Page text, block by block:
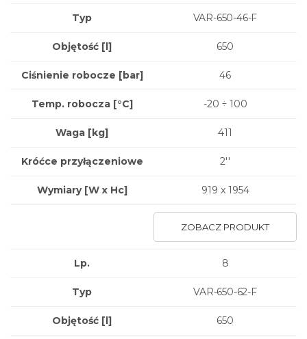
Typ
Objętość [l]
Ciśnienie robocze [bar]
Temp. robocza [°C]
Waga [kg]
Króćce przyłączeniowe
Wymiary [W x Hc]
VAR-650-46-F
650
46
-20 ÷ 100
411
2''
919 x 1954
ZOBACZ PRODUKT
Lp.
Typ
Objętość [l]
8
VAR-650-62-F
650